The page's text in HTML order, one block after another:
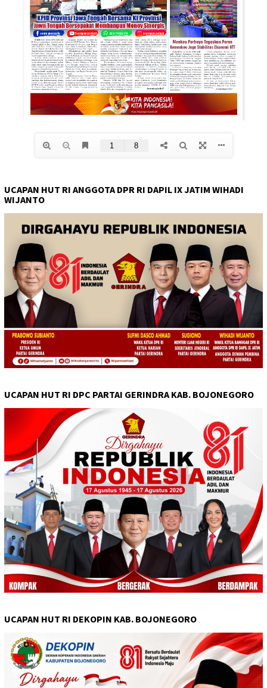
UCAPAN HUT RI ANGGOTA DPR RI DAPIL IX JATIM WIHADI
WIJANTO
UCAPAN HUT RI DPC PARTAI GERINDRA KAB. BOJONEGORO
UCAPAN HUT RI DEKOPIN KAB. BOJONEGORO